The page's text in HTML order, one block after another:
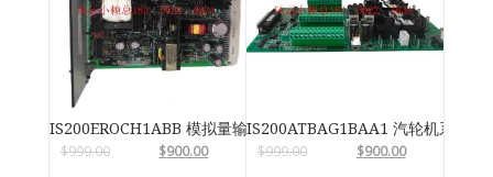
IS200EROCH1ABB 模拟量输入输出模块
$999.00 $900.00
IS200ATBAG1BAA1 汽轮机系统卡
$999.00 $900.00